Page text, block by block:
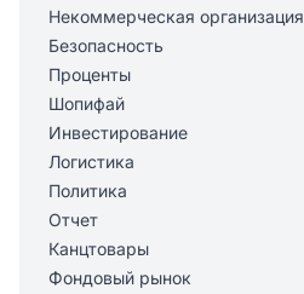
Некоммерческая организация
Безопасность
Проценты
Шопифай
Инвестирование
Логистика
Политика
Отчет
Канцтовары
Фондовый рынок